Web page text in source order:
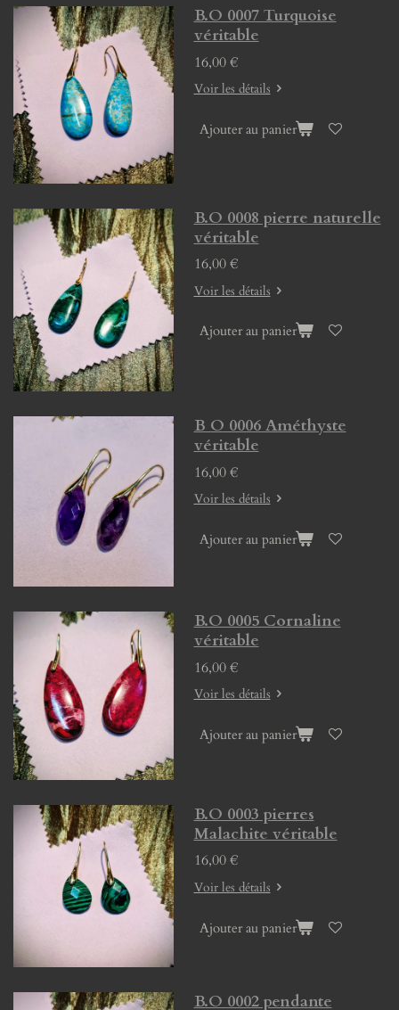
B.O 0007 Turquoise
véritable
16,00 €
Voir les détails
Ajouter au panier
B.O 0008 pierre naturelle
véritable
16,00 €
Voir les détails
Ajouter au panier
B O 0006 Améthyste
véritable
16,00 €
Voir les détails
Ajouter au panier
B.O 0005 Cornaline
véritable
16,00 €
Voir les détails
Ajouter au panier
B.O 0003 pierres
Malachite véritable
16,00 €
Voir les détails
Ajouter au panier
B.O 0002 pendante